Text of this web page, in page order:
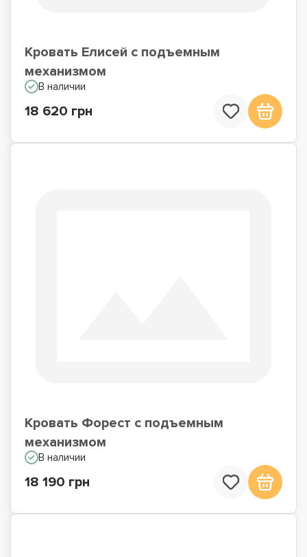
Кровать Елисей с подъемным
механизмом
В наличии
18 620 грн
Кровать Форест с подъемным
механизмом
В наличии
18 190 грн